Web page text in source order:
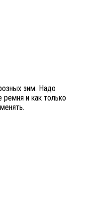
зим. Надо
ремня и как только